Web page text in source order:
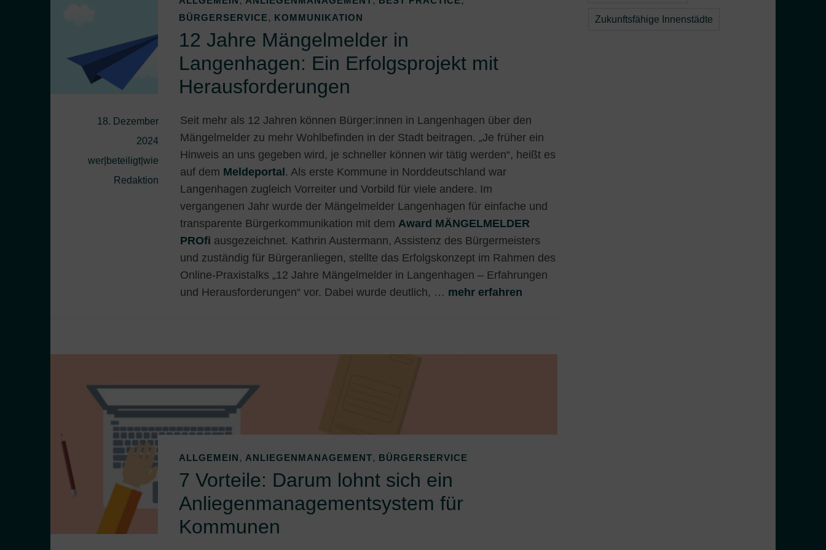
BÜRGERSERVICE, KOMMUNIKATION
12 Jahre Mängelmelder in
Langenhagen: Ein Erfolgsprojekt mit
Herausforderungen
18. Dezember
2024
wer|beteiligt|wie
Redaktion
Seit mehr als 12 Jahren können Bürger:innen in Langenhagen über den
Mängelmelder zu mehr Wohlbefinden in der Stadt beitragen. „Je früher ein
Hinweis an uns gegeben wird, je schneller können wir tätig werden“, heißt es
auf dem Meldeportal. Als erste Kommune in Norddeutschland war
Langenhagen zugleich Vorreiter und Vorbild für viele andere. Im
vergangenen Jahr wurde der Mängelmelder Langenhagen für einfache und
transparente Bürgerkommunikation mit dem Award MÄNGELMELDER
PROfi ausgezeichnet. Kathrin Austermann, Assistenz des Bürgermeisters
und zuständig für Bürgeranliegen, stellte das Erfolgskonzept im Rahmen des
Online-Praxistalks „12 Jahre Mängelmelder in Langenhagen – Erfahrungen
und Herausforderungen“ vor. Dabei wurde deutlich, … mehr erfahren
ALLGEMEIN ,ANLIEGENMANAGEMENT, BÜRGERSERVICE
7 Vorteile: Darum lohnt sich ein
Anliegenmanagementsystem für
Kommunen
Zukunftsfähige Innenstädte